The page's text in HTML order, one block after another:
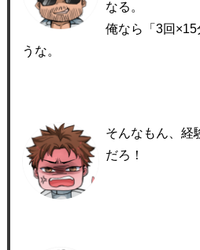
なる。
俺なら「3回
うな。
そんなもん、経
だろ！